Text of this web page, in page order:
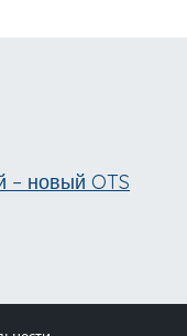
– новый OTS